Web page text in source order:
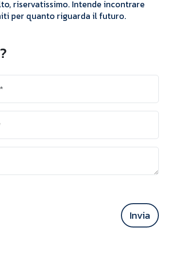
riservatissimo. Intende incontrare
per quanto riguarda il futuro.
*
Invia